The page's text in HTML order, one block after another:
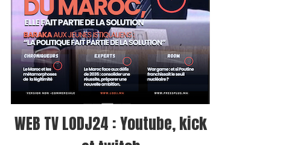
WEB TV LODJ24 : Youtube, kick